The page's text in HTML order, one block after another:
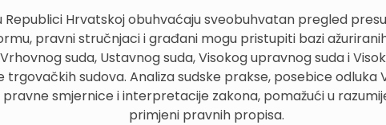
Republici Hrvatskoj obuhvaćaju sveobuhvatan pregled
pravni stručnjaci i građani mogu pristupiti bazi
suda, Ustavnog suda, Visokog upravnog suda i
trgovačkih sudova. Analiza sudske prakse, posebice odluka
pravne smjernice i interpretacije zakona, pomažući u
primjeni pravnih propisa.